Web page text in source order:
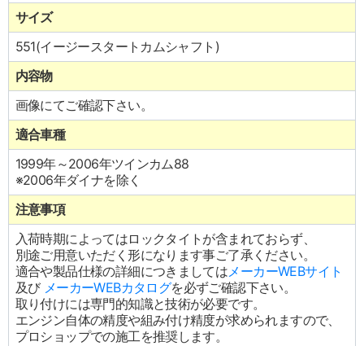
サイズ
551(イージースタートカムシャフト)
内容物
画像にてご確認下さい。
適合車種
1999年～2006年ツインカム88
※2006年ダイナを除く
注意事項
入荷時期によってはロックタイトが含まれておらず、
別途ご用意いただく形になります事ご了承ください。
適合や製品仕様の詳細につきましてはメーカーWEBサイト
及び メーカーWEBカタログを必ずご確認下さい。
取り付けには専門的知識と技術が必要です。
エンジン自体の精度や組み付け精度が求められますので、
プロショップでの施工を推奨します。